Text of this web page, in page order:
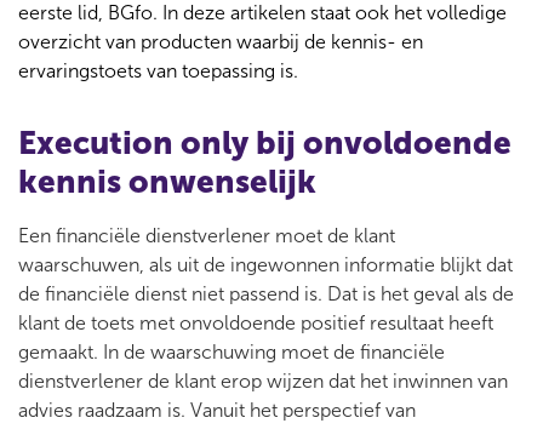
eerste lid, BGfo. In deze artikelen staat ook het volledige
overzicht van producten waarbij de kennis- en
ervaringstoets van toepassing is.
Execution only bij onvoldoende
kennis onwenselijk
Een financiële dienstverlener moet de klant
waarschuwen, als uit de ingewonnen informatie blijkt dat
de financiële dienst niet passend is. Dat is het geval als de
klant de toets met onvoldoende positief resultaat heeft
gemaakt. In de waarschuwing moet de financiële
dienstverlener de klant erop wijzen dat het inwinnen van
advies raadzaam is. Vanuit het perspectief van